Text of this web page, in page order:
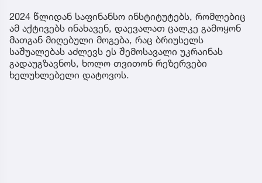
2024 წლიდან საფინანსო ინსტიტუტებს, რომლებიც
ამ აქტივებს ინახავენ, დაევალათ ცალკე გამოყონ
მათგან მიღებული მოგება, რაც ბრიუსელს
საშუალებას აძლევს ეს შემოსავალი უკრაინას
გადაუგზავნოს, ხოლო თვითონ რეზერვები
ხელუხლებელი დატოვოს.